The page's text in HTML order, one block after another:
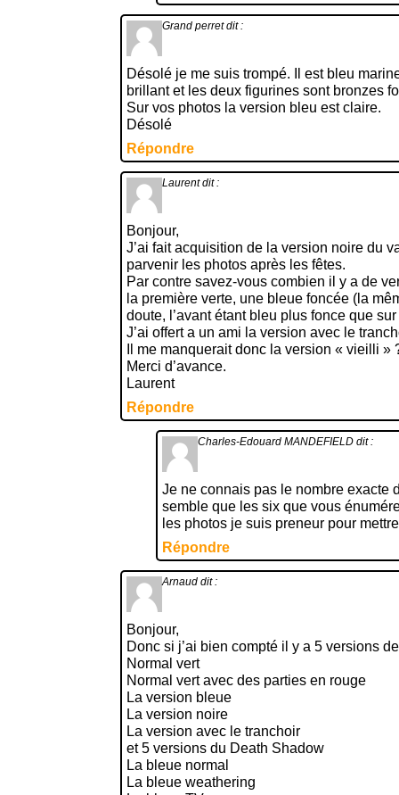
Grand perret dit :
Désolé je me suis trompé. Il est bleu
brillant et les deux figurines sont bronzes
Sur vos photos la version bleu est claire.
Désolé
Répondre
Laurent dit :
Bonjour,
J’ai fait acquisition de la version noire du
parvenir les photos après les fêtes.
Par contre savez-vous combien il y a de
la première verte, une bleue foncée (la
doute, l’avant étant bleu plus fonce que
J’ai offert a un ami la version avec le
Il me manquerait donc la version « vieilli »
Merci d’avance.
Laurent
Répondre
Charles-Edouard MANDEFIELD dit :
Je ne connais pas le nombre exacte
semble que les six que vous
les photos je suis preneur pour
Répondre
Arnaud dit :
Bonjour,
Donc si j’ai bien compté il y a 5 versions
Normal vert
Normal vert avec des parties en rouge
La version bleue
La version noire
La version avec le tranchoir
et 5 versions du Death Shadow
La bleue normal
La bleue weathering